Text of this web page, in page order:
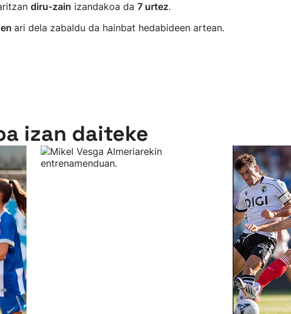
diru-zain izandakoa da 7 urtez.
ari dela zabaldu da hainbat hedabideen artean.
izan daiteke